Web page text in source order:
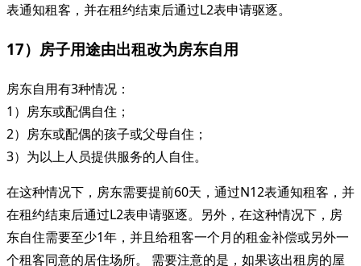
表通知租客，并在租约结束后通过L2表申请驱逐。
17）房子用途由出租改为房东自用
房东自用有3种情况：
1）房东或配偶自住；
2）房东或配偶的孩子或父母自住；
3）为以上人员提供服务的人自住。
在这种情况下，房东需要提前60天，通过N12表通知租客，并
在租约结束后通过L2表申请驱逐。另外，在这种情况下，房
东自住需要至少1年，并且给租客一个月的租金补偿或另外一
个租客同意的居住场所。 需要注意的是，如果该出租房的屋